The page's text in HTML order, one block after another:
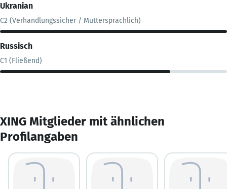
Ukranian
C2 (Verhandlungssicher / Muttersprachlich)
Russisch
C1 (Fließend)
XING Mitglieder mit ähnlichen
Profilangaben